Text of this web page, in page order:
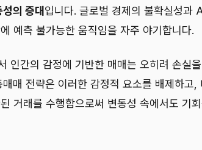
의 증대입니다. 글로벌 경제의 불확실성과
예측 불가능한 움직임을 자주 야기합니다.
인간의 감정에 기반한 매매는 오히려 손실
매매 전략은 이러한 감정적 요소를 배제하고,
거래를 수행함으로써 변동성 속에서도 기